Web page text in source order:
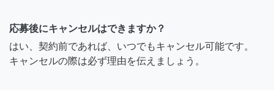
応募後にキャンセルはできますか？
はい、契約前であれば、いつでもキャンセル可能です。
キャンセルの際は必ず理由を伝えましょう。